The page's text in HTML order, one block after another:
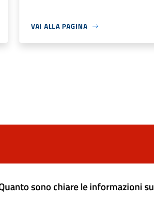
VAI ALLA PAGINA
sono chiare le informazioni